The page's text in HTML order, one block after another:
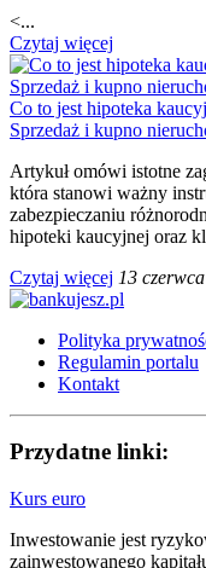
<...
Czytaj więcej
Co to jest hipoteka
Sprzedaż i kupno
Artykuł omówi istotne
która stanowi ważny
zabezpieczaniu
hipoteki kaucyjnej oraz
Czytaj więcej 13
Polityka
Regulamin portalu
Kontakt
Przydatne linki:
Kurs euro
Inwestowanie jest
zainwestowanego